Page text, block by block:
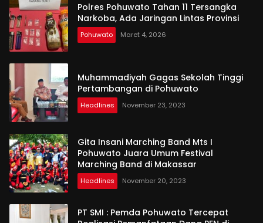
Polres Pohuwato Tahan 11 Tersangka
Narkoba, Ada Jaringan Lintas Provinsi
Pohuwato Maret 4, 2026
Muhammadiyah Gagas Sekolah Tinggi
Pertambangan di Pohuwato
Headlines November 23, 2023
Gita Insani Marching Band Mts I
Pohuwato Juara Umum Festival
Marching Band di Makassar
Headlines November 20, 2023
PT SMI : Pemda Pohuwato Tercepat